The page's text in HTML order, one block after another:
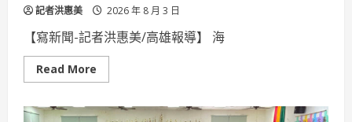
記者洪惠美 2026 年 8 月 3 日
【寫新聞-記者洪惠美/高雄報導】 海
Read More
more
院